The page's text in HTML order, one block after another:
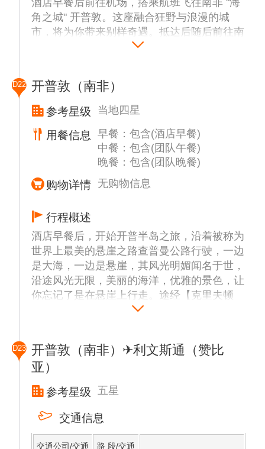
酒店早餐后前往机场，搭乘航班飞往南非 "海
角之城" 开普敦。这座融合狂野与浪漫的城
市，将为你带来别样奇遇。抵达后随后前往南
非最具魅力的港湾-【维多利亚港】，维多利
海，位于开普敦内湾滨海区，它集休闲、购
物、娱乐、餐饮、出海于一体，充溢着美轮美
奂的港湾风情，是开普敦最繁华热闹的地带。
后入住酒店休息。
D22 开普敦（南非）
参考星级 当地四星
用餐信息
早餐：包含(酒店早餐)
中餐：包含(团队午餐)
晚餐：包含(团队晚餐)
购物详情 无购物信息
行程概述
酒店早餐后，开始开普半岛之旅，沿着被称为
世界上最美的悬崖之路查普曼公路行驶，一边
是大海，一边是悬崖，其风光明媚闻名于世，
沿途风光无限，美丽的海洋，优雅的景色，让
你忘记了是在悬崖上行走。途经【克里夫顿
湾】，欣赏开普半岛多处胜景，途经著名的高
【海豹岛】（约45分钟）前往豪特湾，乘坐大
型客轮前往大西洋中的海豹岛，数以千计的海
豹在岛上及海上追逐觅食，蔚为壮观。
【好望角自然生态保护区】（约1小时）非洲
大陆最西南端闻名暇尔的天之涯、海之角，登
涛拍岸，远眺印度洋，大西洋交汇、远处微曲
D23
开普敦（南非）✈利文斯通（赞比
亚）
参考星级 五星
交通信息
交通公司/交通 路 段/交通